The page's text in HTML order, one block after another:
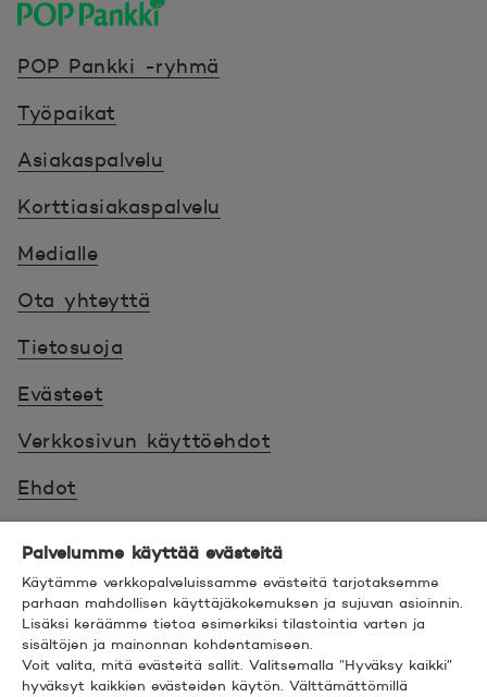
POP Pankki -ryhmä
Työpaikat
Asiakaspalvelu
Korttiasiakaspalvelu
Medialle
Ota yhteyttä
Tietosuoja
Evästeet
Verkkosivun käyttöehdot
Ehdot
Saavutettavuus
Hyödyllistä tietää
© 2026 POP Pankki,Hevosenkenkä 3, 02600
Palvelumme käyttää evästeitä
Käytämme verkkopalveluissamme evästeitä tarjotaksemme
parhaan mahdollisen käyttäjäkokemuksen ja sujuvan asioinnin.
Lisäksi keräämme tietoa esimerkiksi tilastointia varten ja
sisältöjen ja mainonnan kohdentamiseen.
Voit valita, mitä evästeitä sallit. Valitsemalla ”Hyväksy kaikki”
hyväksyt kaikkien evästeiden käytön. Välttämättömillä